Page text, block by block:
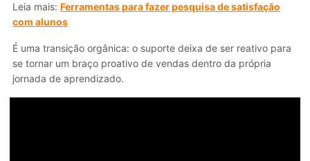
Leia mais: Ferramentas para fazer pesquisa de satisfação
com alunos
É uma transição orgânica: o suporte deixa de ser reativo para
se tornar um braço proativo de vendas dentro da própria
jornada de aprendizado.